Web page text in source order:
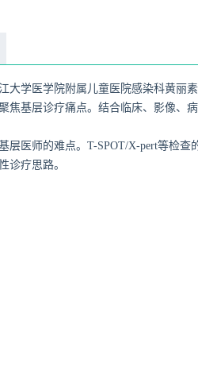
大学医学院附属儿童医院感染科黄丽
基层诊疗痛点。结合临床、影像、
层医师的难点。T-SPOT/X-pert等检
诊疗思路。